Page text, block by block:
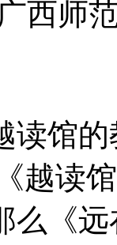
西师
读馆
越读
么《